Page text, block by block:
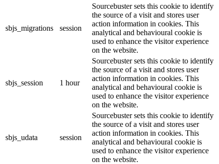
sbjs_migrations session
Sourcebuster sets this cookie to identify
the source of a visit and stores user
action information in cookies. This
analytical and behavioural cookie is
used to enhance the visitor experience
on the website.
sbjs_session 1 hour
Sourcebuster sets this cookie to identify
the source of a visit and stores user
action information in cookies. This
analytical and behavioural cookie is
used to enhance the visitor experience
on the website.
sbjs_udata session
Sourcebuster sets this cookie to identify
the source of a visit and stores user
action information in cookies. This
analytical and behavioural cookie is
used to enhance the visitor experience
on the website.